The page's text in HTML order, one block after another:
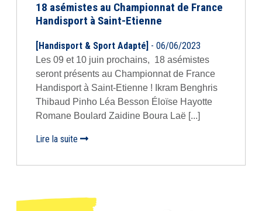
18 asémistes au Championnat de France
Handisport à Saint-Etienne
[Handisport & Sport Adapté] - 06/06/2023
Les 09 et 10 juin prochains, 18 asémistes
seront présents au Championnat de France
Handisport à Saint-Etienne ! Ikram Benghris
Thibaud Pinho Léa Besson Éloïse Hayotte
Romane Boulard Zaidine Boura Laë [...]
Lire la suite